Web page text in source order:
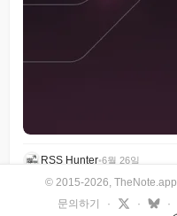
RSS Hunter•6월 26일
© 2015-2026, TheNote.app
문의하기
· · ·